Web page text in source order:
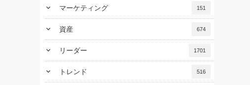
keyboard_arrow_down マーケティング 151
keyboard_arrow_down 資産 674
keyboard_arrow_down リーダー 1701
keyboard_arrow_down トレンド 516